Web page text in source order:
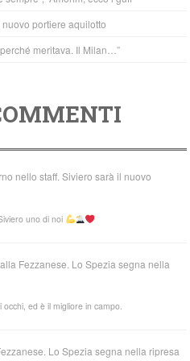
portiere aquilotto
meritava. Il Milan…”
nello staff. Siviero sarà il nuovo
uno di noi
Fezzanese. Lo Spezia segna nella
ed è il migliore in campo.
Lo Spezia segna nella ripresa